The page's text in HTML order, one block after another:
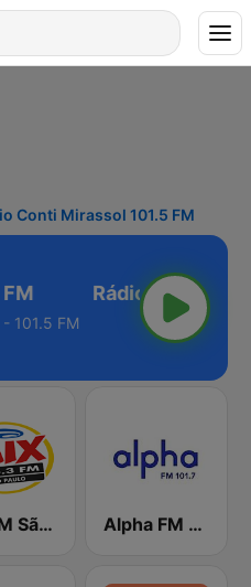
Conti Mirassol 101.5 FM
101.5 FM
Mix FM São Paulo Alpha FM 101.7